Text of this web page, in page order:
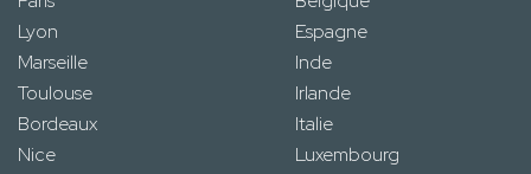
Lyon
Marseille
Toulouse
Bordeaux
Nice
Espagne
Inde
Irlande
Italie
Luxembourg